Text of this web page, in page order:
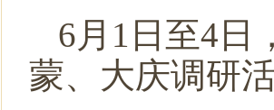
6月1日至4日
蒙、大庆调研活